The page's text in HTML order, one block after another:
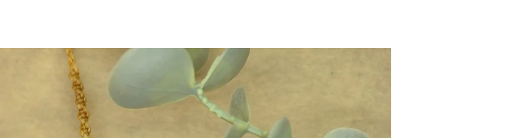
βιβλίο
για διάβασμα, μελέτη και στιγμές